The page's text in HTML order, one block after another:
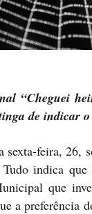
“Cheguei
de indicar
sexta-feira, 26,
indica que
que
a preferência